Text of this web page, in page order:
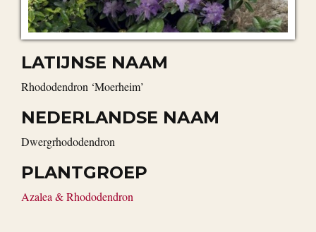
LATIJNSE NAAM
Rhododendron ‘Moerheim’
NEDERLANDSE NAAM
dwergrhododendron
PLANTGROEP
Azalea & Rhododendron